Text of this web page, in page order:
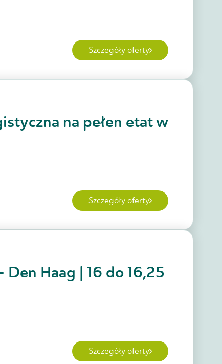
Szczegóły oferty
na pełen etat w
Szczegóły oferty
Haag | 16 do 16,25
Szczegóły oferty